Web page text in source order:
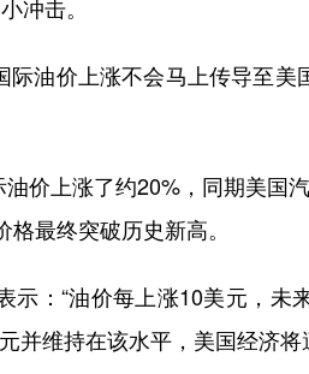
冲击。
油价上涨不会马上传导至美
上涨了约20%，同期美国
最终突破历史新高。
：“油价每上涨10美元，未
并维持在该水平，美国经济将